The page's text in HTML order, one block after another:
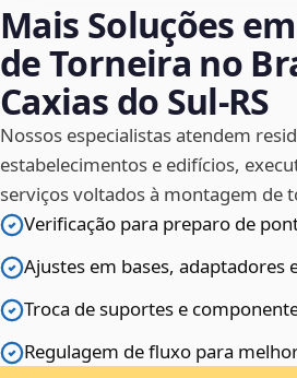
Mais Soluções
de Torneira no
Caxias do Sul‑RS
Nossos especialistas atendem
estabelecimentos e edifícios,
serviços voltados à montagem de
Verificação para preparo de
Ajustes em bases, adaptadores
Troca de suportes e
Regulagem de fluxo para